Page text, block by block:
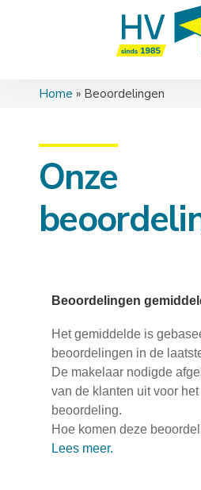
Home » Beoordelingen
Onze